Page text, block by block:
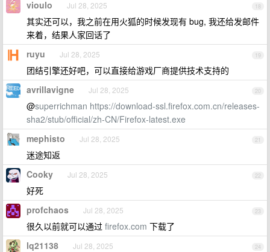
18
vioulo Jul 28, 2025
其实还可以，我之前在用火狐的时候发现有 bug, 我还给发邮件
来着，结果人家回话了
19
ruyu Jul 28, 2025
团结引擎还好吧，可以直接给游戏厂商提供技术支持的
20
avrillavigne Jul 28, 2025
@superrichman https://download-ssl.firefox.com.cn/releases-
sha2/stub/official/zh-CN/Firefox-latest.exe
21
mephisto Jul 28, 2025
迷途知返
22
Cooky Jul 28, 2025
好死
23
profchaos Jul 28, 2025
很久以前就可以通过 firefox.com 下载了
24
lq21138 Jul 28, 2025